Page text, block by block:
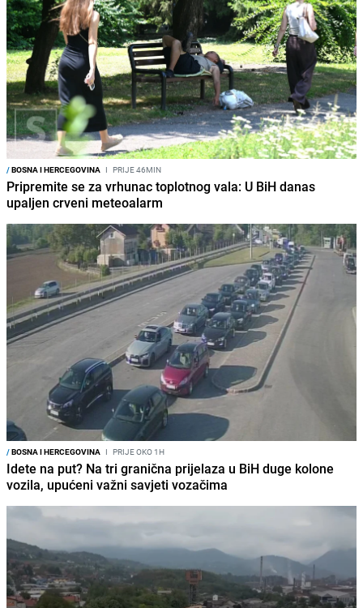
/BOSNA I HERCEGOVINA I PRIJE 46MIN
Pripremite se za vrhunac toplotnog vala: U BiH danas
upaljen crveni meteoalarm
/BOSNA I HERCEGOVINA I PRIJE OKO 1H
Idete na put? Na tri granična prijelaza u BiH duge kolone
vozila, upućeni važni savjeti vozačima